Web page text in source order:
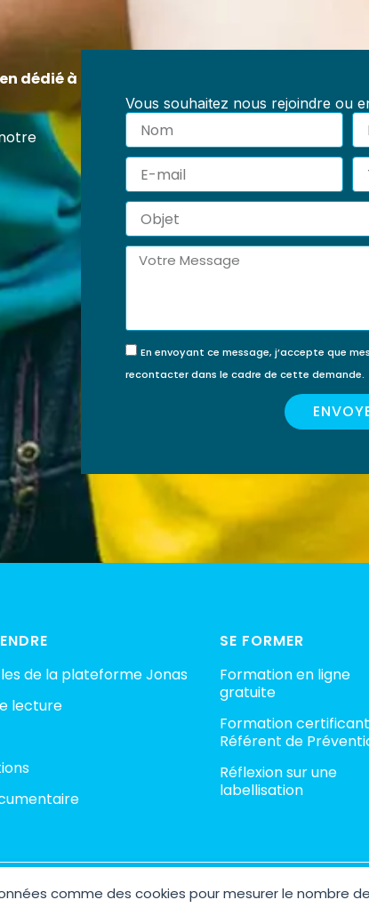
comme des cookies pour mesurer le nombre de
dédié à
Vous souhaitez nous rejoindre ou
Nom
E-
mail
Objet
Message
En envoyant ce message, j’accepte que
recontacter dans le cadre de cette demande.
de la plateforme Jonas
lecture
SE FORMER
Formation en ligne
gratuite
Formation
Référent de
Réflexion sur une
labellisation
Jonas – Espace Collaboratif contre la pédocriminalité
un rôle clé dans la prévention des
toute structure accueillant des mineurs :
collectivités, structures médico-sociales,
RS7202 vous permet d’acquérir
et reconnues pour agir efficacement
de l’enfance.
MON
?
JE FINANCE MA
FORMATION MOI-
MÊME